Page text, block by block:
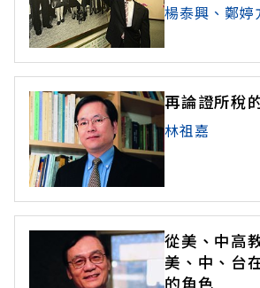
楊泰興、鄭婷
再論證所稅
林祖嘉
從美、中高
美、中、台
的角色